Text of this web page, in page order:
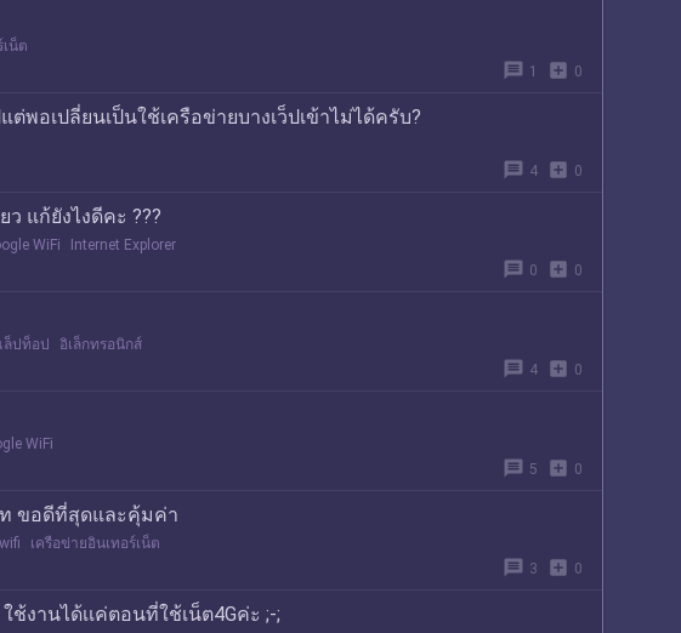
เน็ต
message 1 add_box 0
ต่พอเปลี่ยนเป็นใช้เครือข่ายบางเว็ปเข้าไม่ได้ครับ?
message 4 add_box 0
แก้ยังไงดีคะ ???
WiFi
Internet Explorer
message 0 add_box 0
ล็ปท็อป
อิเล็กทรอนิกส์
message 4 add_box 0
WiFi
message 5 add_box 0
ท ขอดีที่สุดและคุ้มค่า
เครือข่ายอินเทอร์เน็ต
message 3 add_box 0
ช้งานได้เเค่ตอนที่ใช้เน็ต4Gค่ะ ;-;